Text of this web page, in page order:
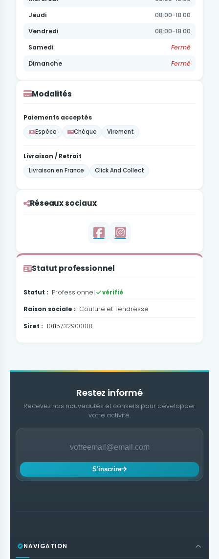
Jeudi
08:00-18:00
Vendredi
08:00-18:00
Samedi
Fermé
Dimanche
Fermé
Modalités
Paiements acceptés
Espèce
Chèque Virement
Livraison / Retrait
Livraison en France
Click And Collect
Réseaux sociaux
Statut professionnel
Statut : Professionnel vérifié
Raison sociale : Couture et Tendresse
Siret : 10115732900018
Restez informé
Recevez nos nouveautés et conseils pour développer
votre activité.
S'inscrire
NAVIGATION